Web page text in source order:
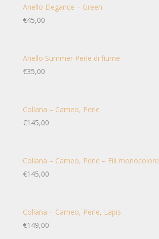
Anello Elegance – Green
€45,00
Anello Summer Perle di fiume
€35,00
Collana – Cameo, Perle
€145,00
Collana – Cameo, Perle – Fili monocolore
€145,00
Collana – Cameo, Perle, Lapis
€149,00